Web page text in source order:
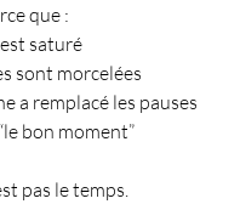
que :
saturé
sont morcelées
a remplacé les pauses
bon moment”
pas le temps.